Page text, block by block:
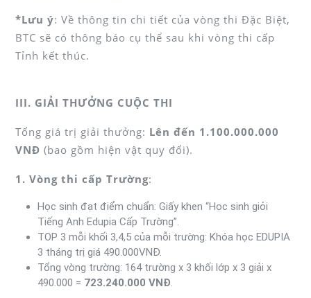
*Lưu ý: Về thông tin chi tiết của vòng thi Đặc Biệt,
BTC sẽ có thông báo cụ thể sau khi vòng thi cấp
Tỉnh kết thúc.
III. GIẢI THƯỞNG CUỘC THI
Tổng giá trị giải thưởng: Lên đến 1.100.000.000
VNĐ (bao gồm hiện vật quy đổi).
1. Vòng thi cấp Trường:
Học sinh đạt điểm chuẩn: Giấy khen “Học sinh giỏi
Tiếng Anh Edupia Cấp Trường”.
TOP 3 mỗi khối 3,4,5 của mỗi trường: Khóa học EDUPIA
3 tháng trị giá 490.000VNĐ.
Tổng vòng trường: 164 trường x 3 khối lớp x 3 giải x
490.000 = 723.240.000 VNĐ